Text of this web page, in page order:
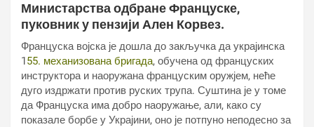
Министарства одбране Француске,
пуковник у пензији Ален Корвез.
Француска војска је дошла до закључка да украјинска
155. механизована бригада, обучена од француских
инструктора и наоружана француским оружјем, неће
дуго издржати против руских трупа. Суштина је у томе
да Француска има добро наоружање, али, како су
показале борбе у Украјини, оно је потпуно неподесно за